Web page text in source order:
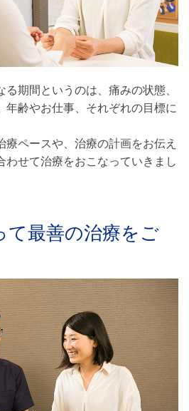
期間というのは、痛みの状態、
年齢やお仕事、それぞれの目標に
ペースや、治療の計画をお伝え
わせて治療をおこなっていきまし
て最善の治療をご